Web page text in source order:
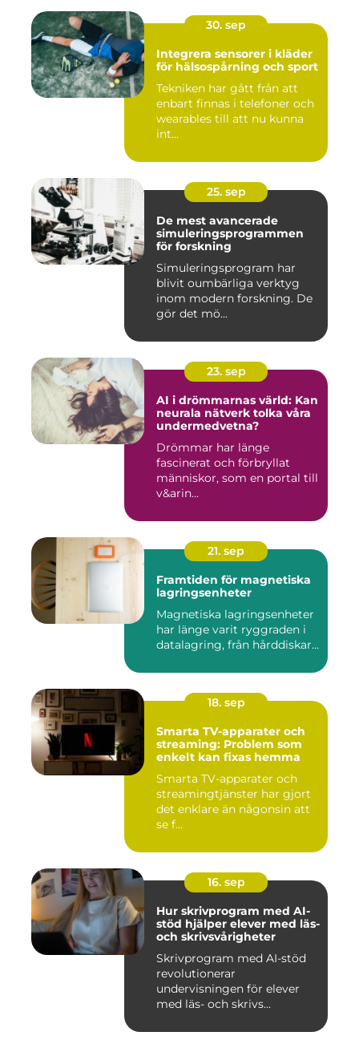
30. sep
Integrera sensorer i kläder
för hälsospårning och sport
Tekniken har gått från att
enbart finnas i telefoner och
wearables till att nu kunna
int...
25. sep
De mest avancerade
simuleringsprogrammen
för forskning
Simuleringsprogram har
blivit oumbärliga verktyg
inom modern forskning. De
gör det mö...
23. sep
AI i drömmarnas värld: Kan
neurala nätverk tolka våra
undermedvetna?
Drömmar har länge
fascinerat och förbryllat
människor, som en portal till
v&arin...
21. sep
Framtiden för magnetiska
lagringsenheter
Magnetiska lagringsenheter
har länge varit ryggraden i
datalagring, från hårddiskar...
18. sep
Smarta TV-apparater och
streaming: Problem som
enkelt kan fixas hemma
Smarta TV-apparater och
streamingtjänster har gjort
det enklare än någonsin att
se f...
16. sep
Hur skrivprogram med AI-
stöd hjälper elever med läs-
och skrivsvårigheter
Skrivprogram med AI-stöd
revolutionerar
undervisningen för elever
med läs- och skrivs...